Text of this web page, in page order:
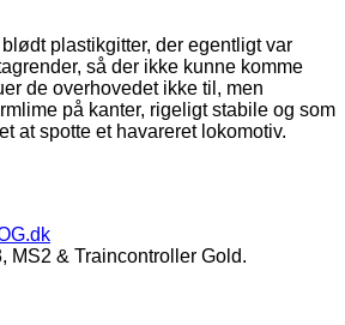
plastikgitter, der egentligt var
så der ikke kunne komme
de overhovedet ikke til, men
på kanter, rigeligt stabile og som
at spotte et havareret lokomotiv.
MS2 & Traincontroller Gold.